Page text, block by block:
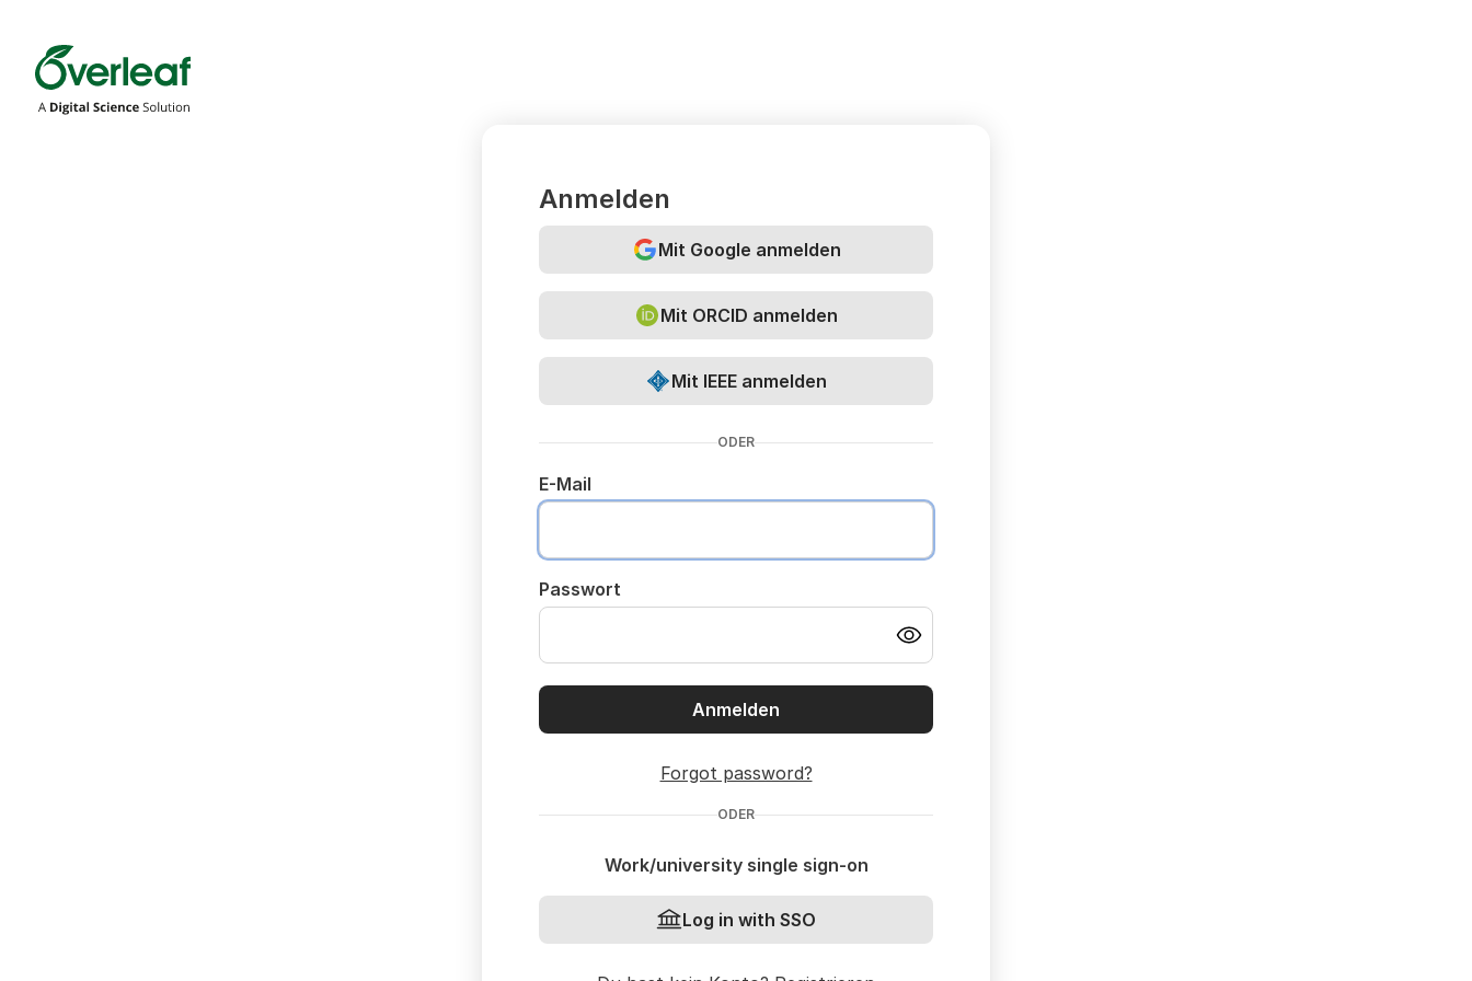
Overleaf
Anmelden
Mit Google anmelden
Mit ORCID anmelden
Mit IEEE anmelden
ODER
E-Mail
Passwort
Anmelden
Forgot password?
ODER
Work/university single sign-on
Log in with SSO